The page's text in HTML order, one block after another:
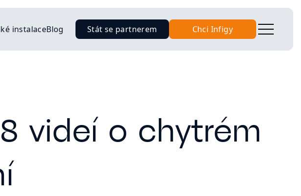
instalaceBlog Stát se partnerem Chci Infigy
videí o chytrém